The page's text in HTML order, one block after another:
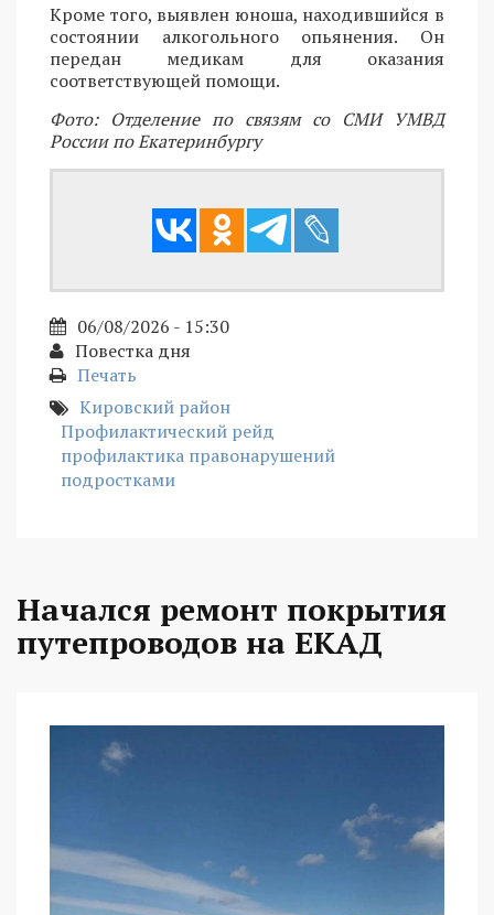
Кроме того, выявлен юноша, находившийся в
состоянии алкогольного опьянения. Он
передан медикам для оказания
соответствующей помощи.
Фото: Отделение по связям со СМИ УМВД
России по Екатеринбургу
06/08/2026 - 15:30
Повестка дня
Печать
Кировский район
Профилактический рейд
профилактика правонарушений
подростками
Начался ремонт покрытия
путепроводов на ЕКАД